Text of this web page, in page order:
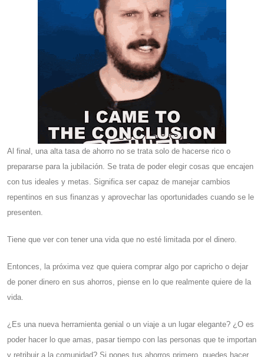
Al final, una alta tasa de ahorro no se trata solo de hacerse rico o
prepararse para la jubilación. Se trata de poder elegir cosas que encajen
con tus ideales y metas. Significa ser capaz de manejar cambios
repentinos en sus finanzas y aprovechar las oportunidades cuando se le
presenten.
Tiene que ver con tener una vida que no esté limitada por el dinero.
Entonces, la próxima vez que quiera comprar algo por capricho o dejar
de poner dinero en sus ahorros, piense en lo que realmente quiere de la
vida.
¿Es una nueva herramienta genial o un viaje a un lugar elegante? ¿O es
poder hacer lo que amas, pasar tiempo con las personas que te importan
y retribuir a la comunidad? Si pones tus ahorros primero, puedes hacer